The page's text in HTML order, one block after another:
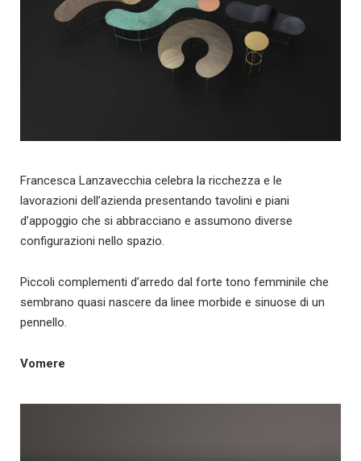
Francesca Lanzavecchia celebra la ricchezza e le
lavorazioni dell’azienda presentando tavolini e piani
d’appoggio che si abbracciano e assumono diverse
configurazioni nello spazio.
Piccoli complementi d’arredo dal forte tono femminile che
sembrano quasi nascere da linee morbide e sinuose di un
pennello.
Vomere